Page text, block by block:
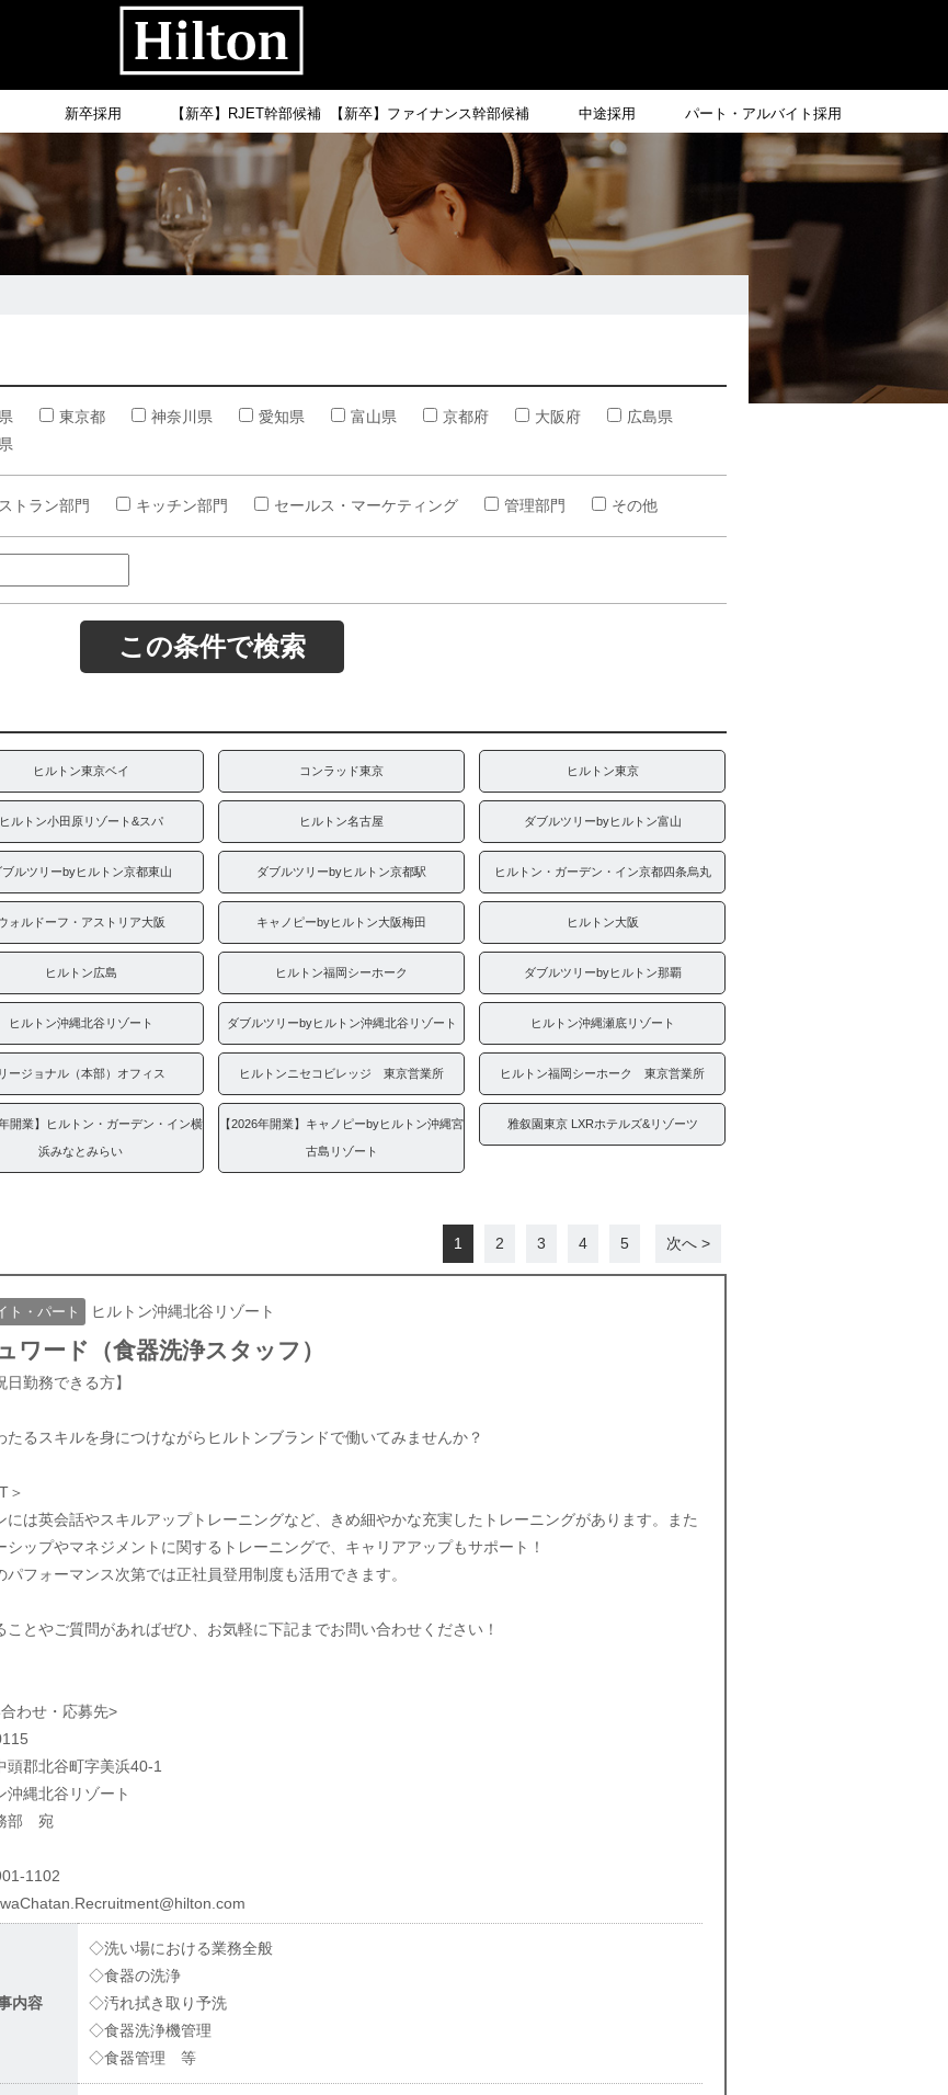
新卒採用 【新卒】RJET幹部候補 【新卒】ファイナンス幹部候補 中途採用 パート・アルバイト採用
東京都 神奈川県 愛知県 富山県 京都府 大阪府
広島県
トラン部門 キッチン部門 セールス・マーケティング 管理部門 その他
ヒルトン東京ベイ コンラッド東京 ヒルトン東京
ヒルトン小田原リゾート&スパ ヒルトン名古屋 ダブルツリーbyヒルトン富山
ブルツリーbyヒルトン京都東山 ダブルツリーbyヒルトン京都駅 ヒルトン・ガーデン・イン京都四条烏丸
ォルドーフ・アストリア大阪 キャノピーbyヒルトン大阪梅田 ヒルトン大阪
ヒルトン広島 ヒルトン福岡シーホーク ダブルツリーbyヒルトン那覇
ヒルトン沖縄北谷リゾート ダブルツリーbyヒルトン沖縄北谷リゾート ヒルトン沖縄瀬底リゾート
リージョナル（本部）オフィス ヒルトンニセコビレッジ 東京営業所 ヒルトン福岡シーホーク 東京営業所
年開業】ヒルトン・ガーデン・イン横
浜みなとみらい
【2026年開業】キャノピーbyヒルトン沖縄宮
古島リゾート
雅叙園東京 LXRホテルズ&リゾーツ
1 2 3 4 5 次へ >
ト・パート ヒルトン沖縄北谷リゾート
ワード（食器洗浄スタッフ）
日勤務できる方】
たるスキルを身につけながらヒルトンブランドで働いてみませんか？
＞
には英会話やスキルアップトレーニングなど、きめ細やかな充実したトレーニングがあります。また
シップやマネジメントに関するトレーニングで、キャリアアップもサポート！
パフォーマンス次第では正社員登用制度も活用できます。
ことやご質問があればぜひ、お気軽に下記までお問い合わせください！
わせ・応募先>
頭郡北谷町字美浜40-1
沖縄北谷リゾート
部 宛
1102
内容
◇洗い場における業務全般
◇食器の洗浄
◇汚れ拭き取り予洗
◇食器洗浄機管理
◇食器管理 等